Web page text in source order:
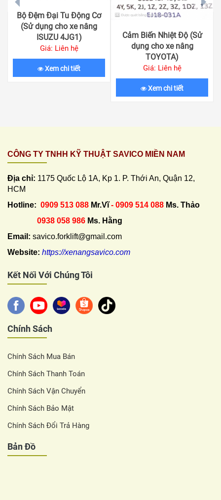
Bộ Đệm Đại Tu Động Cơ
(Sử dụng cho xe nâng
ISUZU 4JG1)
Giá: Liên hệ
Xem chi tiết
Cảm Biến Nhiệt Độ (Sử
dụng cho xe nâng
TOYOTA)
Giá: Liên hệ
Xem chi tiết
CÔNG TY TNHH KỸ THUẬT SAVICO MIỀN NAM
Địa chỉ: 1175 Quốc Lộ 1A, Kp 1. P. Thới An, Quận 12,
HCM
Hotline: 0909 513 088 Mr.Vĩ- 0909 514 088 Ms. Thảo
0938 058 986 Ms. Hằng
Email: savico.forklift@gmail.com
Website: https://xenangsavico.com
Kết Nối Với Chúng Tôi
Chính Sách
Chính Sách Mua Bán
Chính Sách Thanh Toán
Chính Sách Vận Chuyển
Chính Sách Bảo Mật
Chính Sách Đổi Trả Hàng
Bản Đồ